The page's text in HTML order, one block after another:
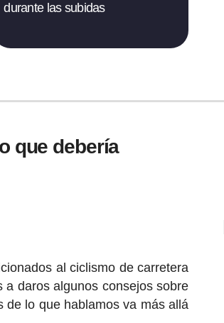
durante las subidas
que debería
al ciclismo de carretera
daros algunos consejos sobre
de lo que hablamos va más allá